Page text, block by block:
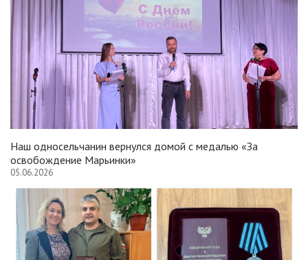
Наш односельчанин вернулся домой с медалью «За
освобождение Марьинки»
05.06.2026